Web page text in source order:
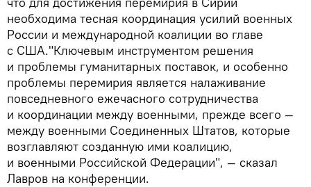
необходима тесная координация усилий военных
России и международной коалиции во главе
с США."Ключевым инструментом решения
и проблемы гуманитарных поставок, и особенно
проблемы перемирия является налаживание
повседневного ежечасного сотрудничества
и координации между военными, прежде всего —
между военными Соединенных Штатов, которые
возглавляют созданную ими коалицию,
и военными Российской Федерации", — сказал
Лавров на конференции.